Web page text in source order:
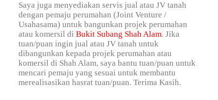
Saya juga menyediakan servis jual atau JV tanah
dengan pemaju perumahan (Joint Venture /
Usahasama) untuk bangunkan projek perumahan
atau komersil diBukit Subang Shah Alam. Jika
tuan/puan ingin jual atau JV tanah untuk
dibangunkan kepada projek perumahan atau
komersil di Shah Alam, saya bantu tuan/puan untuk
mencari pemaju yang sesuai untuk membantu
merealisasikan hasrat tuan/puan. Terima Kasih.